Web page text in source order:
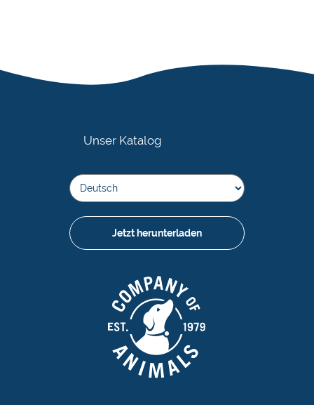
Unser Katalog
Jetzt herunterladen